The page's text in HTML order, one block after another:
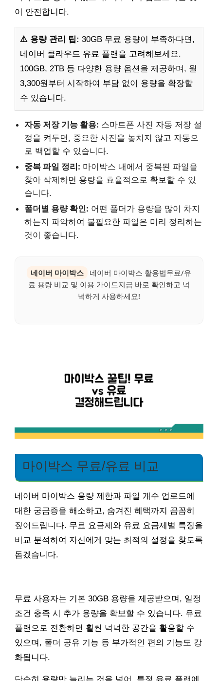
이 안전합니다.
⚠️ 용량 관리 팁: 30GB 무료 용량이 부족하다면,
네이버 클라우드 유료 플랜을 고려해보세요.
100GB, 2TB 등 다양한 용량 옵션을 제공하며, 월
3,300원부터 시작하여 부담 없이 용량을 확장할
수 있습니다.
자동 저장 기능 활용: 스마트폰 사진 자동 저장 설
정을 켜두면, 중요한 사진을 놓치지 않고 자동으
로 백업할 수 있습니다.
중복 파일 정리: 마이박스 내에서 중복된 파일을
찾아 삭제하면 용량을 효율적으로 확보할 수 있
습니다.
폴더별 용량 확인: 어떤 폴더가 용량을 많이 차지
하는지 파악하여 불필요한 파일은 미리 정리하는
것이 좋습니다.
네이버 마이박스
네이버 마이박스 활용법무료/유
료 용량 비교 및 이용 가이드지금 바로 확인하고 넉
넉하게 사용하세요!
마이박스 무료/유료 비교
네이버 마이박스 용량 제한과 파일 개수 업로드에
대한 궁금증을 해소하고, 숨겨진 혜택까지 꼼꼼히
짚어드립니다. 무료 요금제와 유료 요금제별 특징을
비교 분석하여 자신에게 맞는 최적의 설정을 찾도록
돕겠습니다.
무료 사용자는 기본 30GB 용량을 제공받으며, 일정
조건 충족 시 추가 용량을 확보할 수 있습니다. 유료
플랜으로 전환하면 훨씬 넉넉한 공간을 활용할 수
있으며, 폴더 공유 기능 등 부가적인 편의 기능도 강
화됩니다.